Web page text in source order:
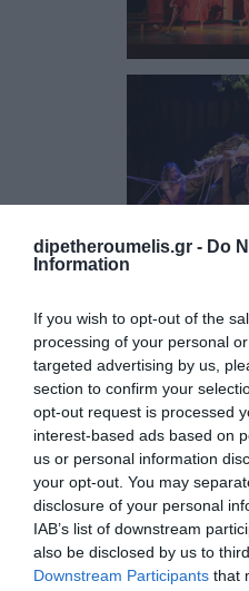
dipetheroumelis.gr - Do
Information
If you wish to opt-out of the
processing of your personal
targeted advertising by us,
section to confirm your
opt-out request is processed
interest-based ads based on
us or personal information
your opt-out. You may
disclosure of your personal
IAB’s list of downstream
also be disclosed by us to
Downstream Participants that